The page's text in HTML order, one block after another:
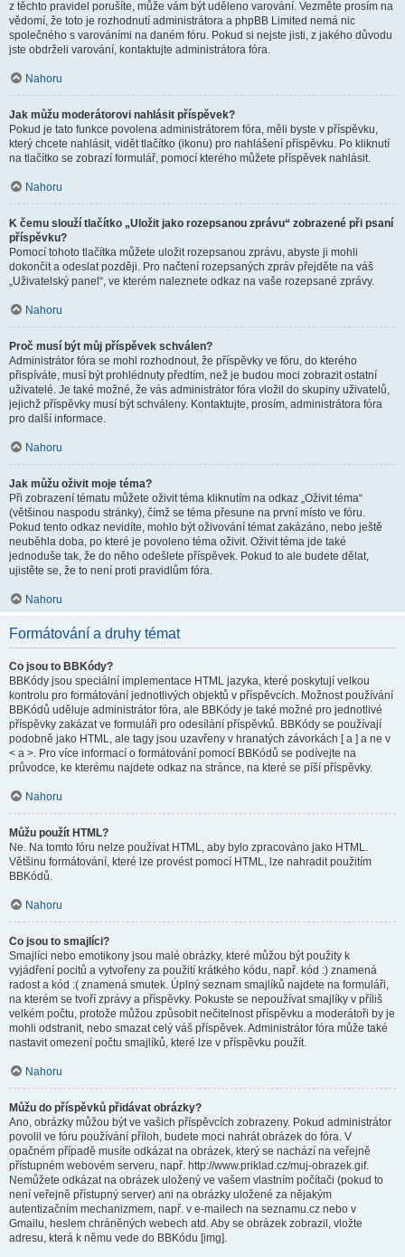
z těchto pravidel porušíte, může vám být uděleno varování. Vezměte prosím na
vědomí, že toto je rozhodnutí administrátora a phpBB Limited nemá nic
společného s varováními na daném fóru. Pokud si nejste jisti, z jakého důvodu
jste obdrželi varování, kontaktujte administrátora fóra.
Nahoru
Jak můžu moderátorovi nahlásit příspěvek?
Pokud je tato funkce povolena administrátorem fóra, měli byste v příspěvku,
který chcete nahlásit, vidět tlačítko (ikonu) pro nahlášení příspěvku. Po kliknutí
na tlačítko se zobrazí formulář, pomocí kterého můžete příspěvek nahlásit.
Nahoru
K čemu slouží tlačítko „Uložit jako rozepsanou zprávu“ zobrazené při psaní
příspěvku?
Pomocí tohoto tlačítka můžete uložit rozepsanou zprávu, abyste ji mohli
dokončit a odeslat později. Pro načtení rozepsaných zpráv přejděte na váš
„Uživatelský panel“, ve kterém naleznete odkaz na vaše rozepsané zprávy.
Nahoru
Proč musí být můj příspěvek schválen?
Administrátor fóra se mohl rozhodnout, že příspěvky ve fóru, do kterého
přispíváte, musí být prohlédnuty předtím, než je budou moci zobrazit ostatní
uživatelé. Je také možné, že vás administrátor fóra vložil do skupiny uživatelů,
jejichž příspěvky musí být schváleny. Kontaktujte, prosím, administrátora fóra
pro další informace.
Nahoru
Jak můžu oživit moje téma?
Při zobrazení tématu můžete oživit téma kliknutím na odkaz „Oživit téma“
(většinou naspodu stránky), čímž se téma přesune na první místo ve fóru.
Pokud tento odkaz nevidíte, mohlo být oživování témat zakázáno, nebo ještě
neuběhla doba, po které je povoleno téma oživit. Oživit téma jde také
jednoduše tak, že do něho odešlete příspěvek. Pokud to ale budete dělat,
ujistěte se, že to není proti pravidlům fóra.
Nahoru
Formátování a druhy témat
Co jsou to BBKódy?
BBKódy jsou speciální implementace HTML jazyka, které poskytují velkou
kontrolu pro formátování jednotlivých objektů v příspěvcích. Možnost používání
BBKódů uděluje administrátor fóra, ale BBKódy je také možné pro jednotlivé
příspěvky zakázat ve formuláři pro odesílání příspěvků. BBKódy se používají
podobně jako HTML, ale tagy jsou uzavřeny v hranatých závorkách [ a ] a ne v
< a >. Pro více informací o formátování pomocí BBKódů se podívejte na
průvodce, ke kterému najdete odkaz na stránce, na které se píší příspěvky.
Nahoru
Můžu použít HTML?
Ne. Na tomto fóru nelze používat HTML, aby bylo zpracováno jako HTML.
Většinu formátování, které lze provést pomocí HTML, lze nahradit použitím
BBKódů.
Nahoru
Co jsou to smajlíci?
Smajlíci nebo emotikony jsou malé obrázky, které můžou být použity k
vyjádření pocitů a vytvořeny za použití krátkého kódu, např. kód :) znamená
radost a kód :( znamená smutek. Úplný seznam smajlíků najdete na formuláři,
na kterém se tvoří zprávy a příspěvky. Pokuste se nepoužívat smajlíky v příliš
velkém počtu, protože můžou způsobit nečitelnost příspěvku a moderátoři by je
mohli odstranit, nebo smazat celý váš příspěvek. Administrátor fóra může také
nastavit omezení počtu smajlíků, které lze v příspěvku použít.
Nahoru
Můžu do příspěvků přidávat obrázky?
Ano, obrázky můžou být ve vašich příspěvcích zobrazeny. Pokud administrátor
povolil ve fóru používání příloh, budete moci nahrát obrázek do fóra. V
opačném případě musíte odkázat na obrázek, který se nachází na veřejně
přístupném webovém serveru, např. http://www.priklad.cz/muj-obrazek.gif.
Nemůžete odkázat na obrázek uložený ve vašem vlastním počítači (pokud to
není veřejně přístupný server) ani na obrázky uložené za nějakým
autentizačním mechanizmem, např. v e-mailech na seznamu.cz nebo v
Gmailu, heslem chráněných webech atd. Aby se obrázek zobrazil, vložte
adresu, která k němu vede do BBKódu [img].